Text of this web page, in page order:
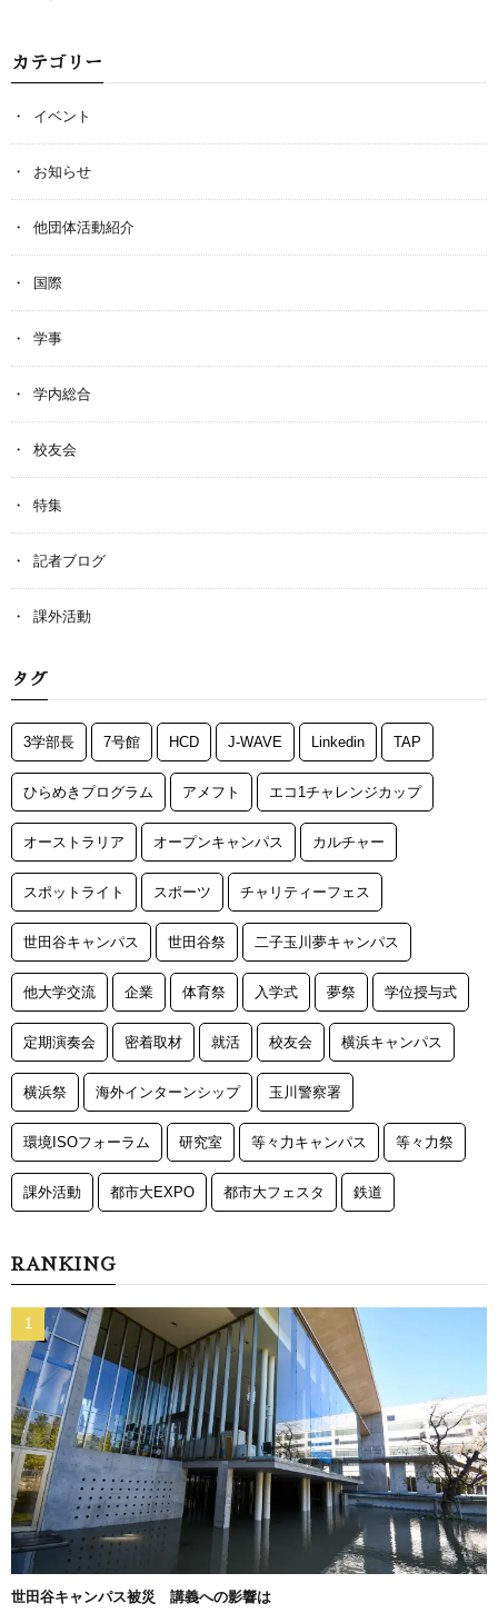
カテゴリー
イベント
お知らせ
他団体活動紹介
国際
学事
学内総合
校友会
特集
記者ブログ
課外活動
タグ
3学部長 7号館 HCD J-WAVE Linkedin TAP
ひらめきプログラム アメフト エコ1チャレンジカップ
オーストラリア オープンキャンパス カルチャー
スポットライト スポーツ チャリティーフェス
世田谷キャンパス 世田谷祭 二子玉川夢キャンパス
他大学交流 企業 体育祭 入学式 夢祭 学位授与式
定期演奏会 密着取材 就活 校友会 横浜キャンパス
横浜祭 海外インターンシップ 玉川警察署
環境ISOフォーラム 研究室 等々力キャンパス 等々力祭
課外活動 都市大EXPO 都市大フェスタ 鉄道
RANKING
世田谷キャンパス被災 講義への影響は